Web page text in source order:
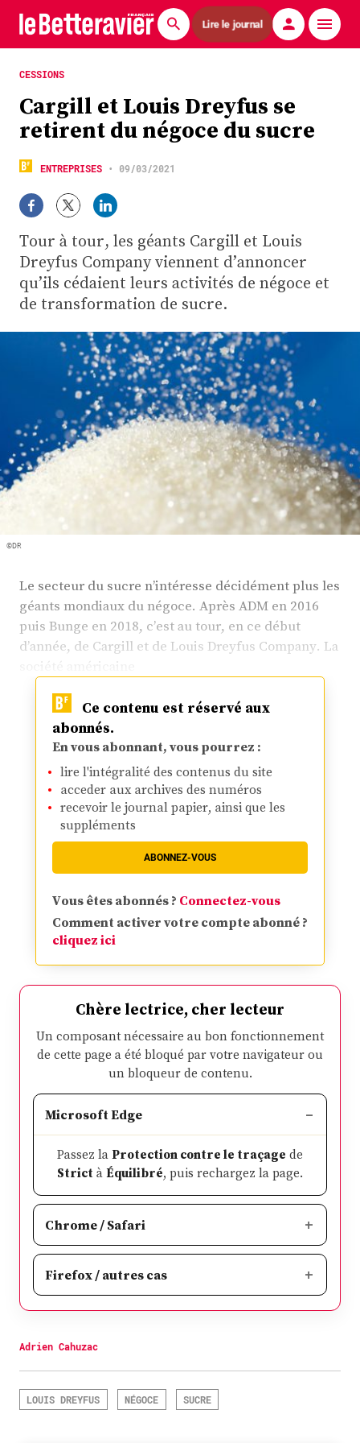
Lire le journal
Actualités
Économie
Agronomie
La technique ITB
Pommes de terre
Guides pratiques
Chasse
Abonnez-vous
CESSIONS
Cargill et Louis Dreyfus se
retirent du négoce du sucre
ENTREPRISES • 09/03/2021
Tour à tour, les géants Cargill et Louis
Dreyfus Company viennent d’annoncer
qu’ils cédaient leurs activités de négoce et
de transformation de sucre.
©DR
Le secteur du sucre n’intéresse décidément plus les
géants mondiaux du négoce. Après ADM en 2016
puis Bunge en 2018, c’est au tour, en ce début
d’année, de Cargill et de Louis Dreyfus Company. La
Ce contenu est réservé aux
abonnés.
En vous abonnant, vous pourrez :
lire l'intégralité des contenus du site
acceder aux archives des numéros
recevoir le journal papier, ainsi que les
suppléments
ABONNEZ-VOUS
Vous êtes abonnés ? Connectez-vous
Comment activer votre compte abonné ?
cliquez ici
Chère lectrice, cher lecteur
Un composant nécessaire au bon fonctionnement
de cette page a été bloqué par votre navigateur ou
un bloqueur de contenu.
Microsoft Edge
Passez laProtection contre le traçage de
StrictàÉquilibré, puis rechargez la page.
Chrome / Safari
Firefox / autres cas
Adrien Cahuzac
LOUIS DREYFUS NÉGOCE SUCRE